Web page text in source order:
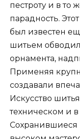
пестроту и в
парадность.
был известен
шитьем
орнамента,
Применяя
создавали
Искусство
техническом и
Сохранившиеся